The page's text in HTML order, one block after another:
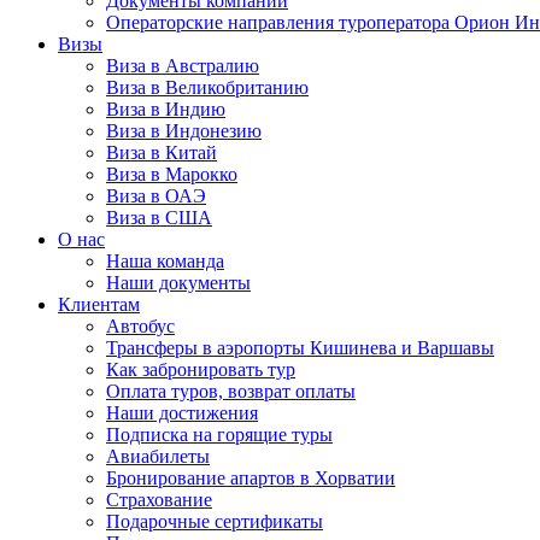
Операторские направления туроператора Орион
Визы
Виза в Австралию
Виза в Великобританию
Виза в Индию
Виза в Индонезию
Виза в Китай
Виза в Марокко
Виза в ОАЭ
Виза в США
О нас
Наша команда
Наши документы
Клиентам
Автобус
Трансферы в аэропорты Кишинева и Варшавы
Как забронировать тур
Оплата туров, возврат оплаты
Наши достижения
Подписка на горящие туры
Авиабилеты
Бронирование апартов в Хорватии
Страхование
Подарочные сертификаты